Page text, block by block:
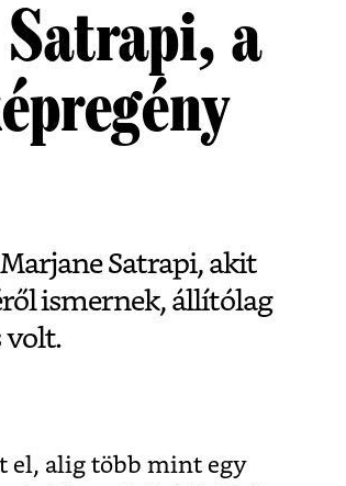
a
Satrapi, akit
ismernek, állítólag
volt.
el, alig több mint egy